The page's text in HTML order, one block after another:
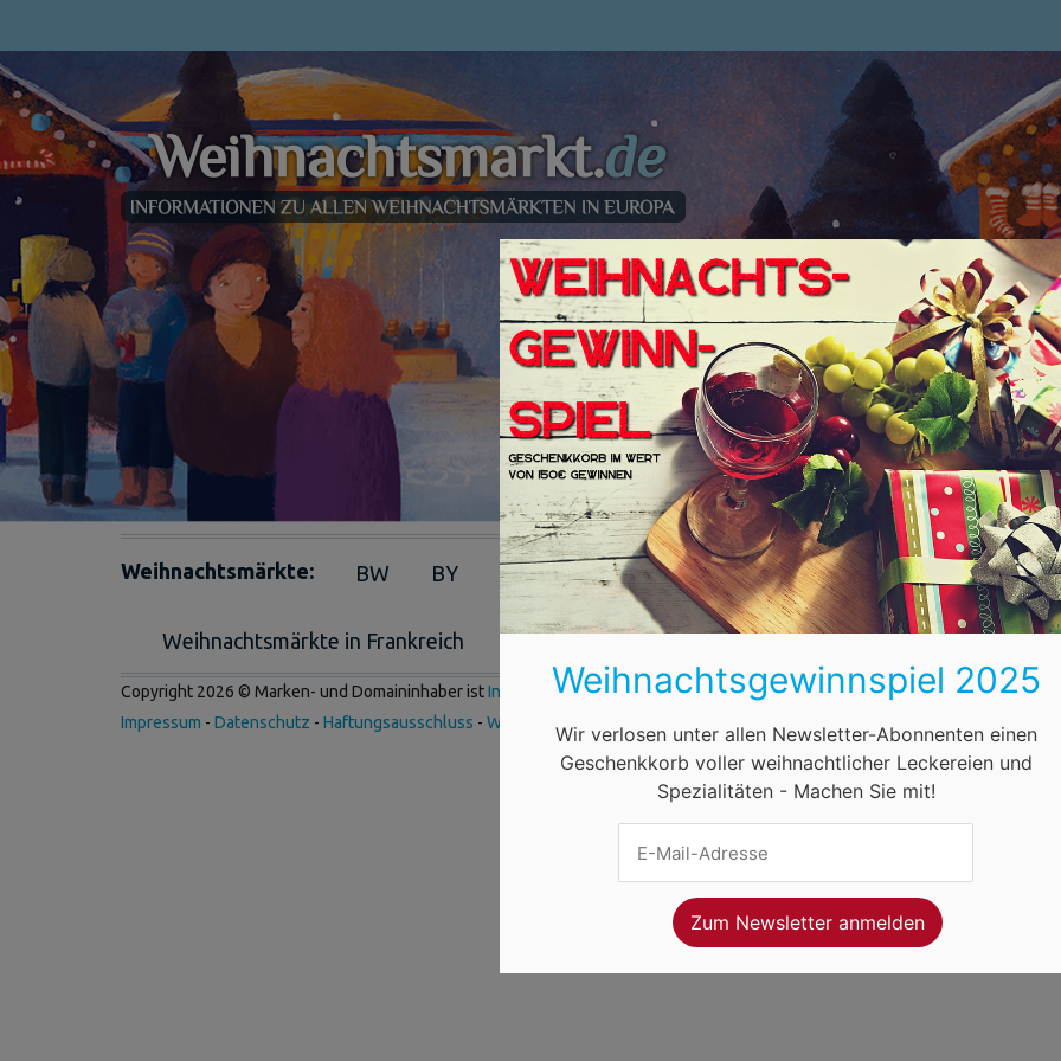
Weihnachtsmärkte: BW BY BE BB HB HH HE MV NI NW
Weihnachtsmärkte in Frankreich Weihnachtsmärkte in Österreich Öffnungszeiten
Copyright 2026 © Marken- und Domaininhaber istInternet Ventures . Webseitenbetreiber istVolo Media.
Impressum - Datenschutz - Haftungsausschluss - Werbung
Weihnachtsgewinnspiel 2025
Wir verlosen unter allen Newsletter-Abonnenten einen
Geschenkkorb voller weihnachtlicher Leckereien und
Spezialitäten - Machen Sie mit!